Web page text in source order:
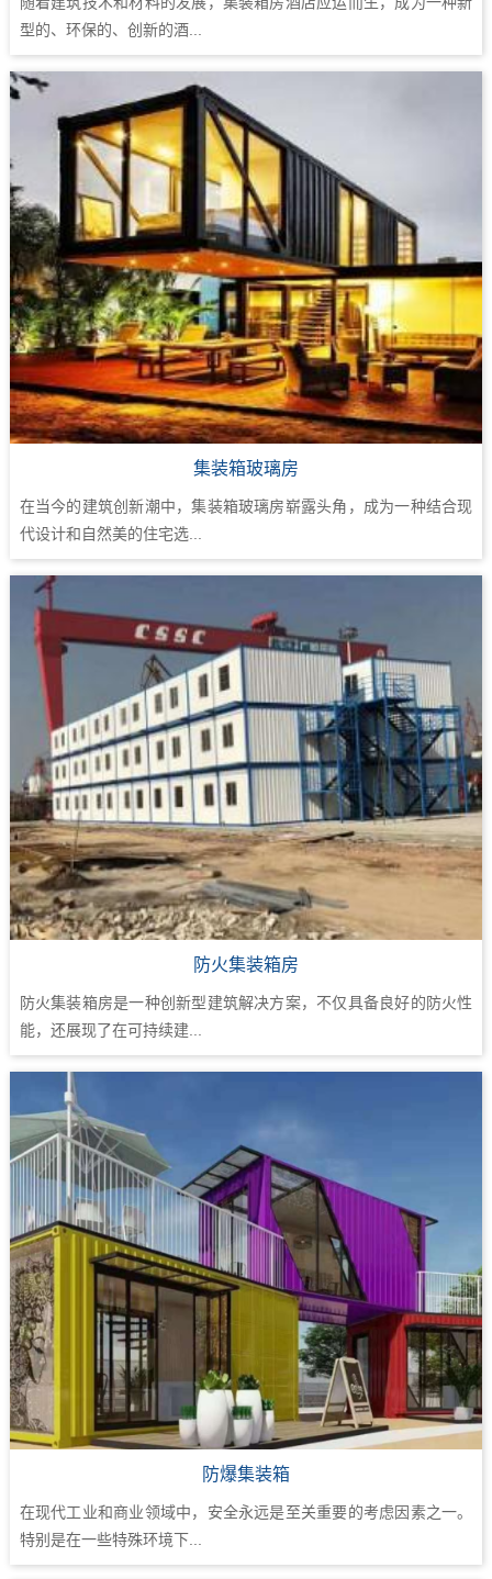
型的、环保的、创新的酒...
集装箱玻璃房
在当今的建筑创新潮中，集装箱玻璃房崭露头角，成为一种结合现
代设计和自然美的住宅选...
防火集装箱房
防火集装箱房是一种创新型建筑解决方案，不仅具备良好的防火性
能，还展现了在可持续建...
防爆集装箱
在现代工业和商业领域中，安全永远是至关重要的考虑因素之一。
特别是在一些特殊环境下...